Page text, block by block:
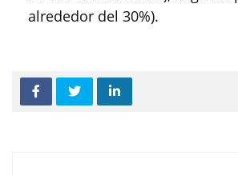
alrededor del 30%).